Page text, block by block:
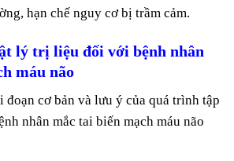
hạn chế nguy cơ bị trầm cảm.
lý trị liệu đối với bệnh nhân
máu não
đoạn cơ bản và lưu ý của quá trình tập
nhân mắc tai biến mạch máu não